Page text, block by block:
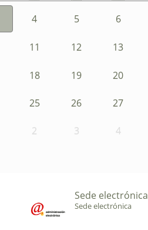
4 5 6
11 12 13
18 19 20
25 26 27
2 3 4
Sede electrónica
Sede electrónica